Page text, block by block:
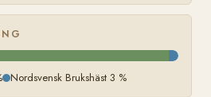
Nordsvensk Brukshäst 3 %